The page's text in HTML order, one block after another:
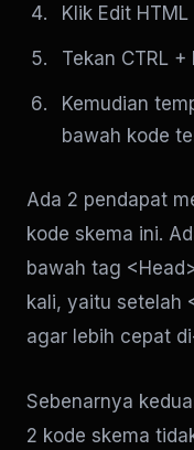
Klik Edit HTML
Tekan CTRL
Kemudian
bawah kode
Ada 2 pendapat
kode skema ini.
bawah tag
kali, yaitu setelah
agar lebih cepat
Sebenarnya
2 kode skema